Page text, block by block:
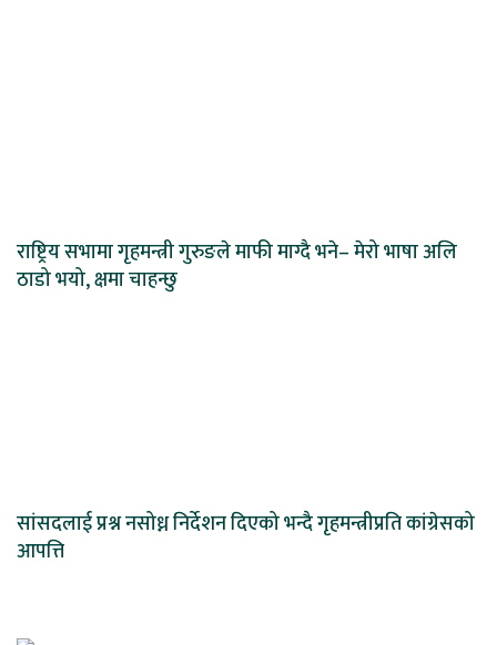
राष्ट्रिय सभामा गृहमन्त्री गुरुङले माफी माग्दै भने– मेरो भाषा अलि
ठाडो भयो, क्षमा चाहन्छु
सांसदलाई प्रश्न नसोध्न निर्देशन दिएको भन्दै गृहमन्त्रीप्रति कांग्रेसको
आपत्ति